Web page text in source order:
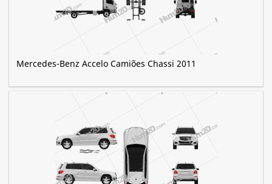
Mercedes-Benz Accelo Camiões Chassi 2011